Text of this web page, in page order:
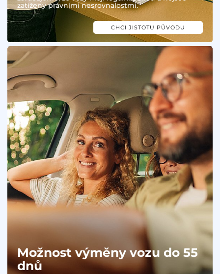
zatíženy právními nesrovnalostmi.
CHCI JISTOTU PŮVODU
Možnost výměny vozu do 55
dnů